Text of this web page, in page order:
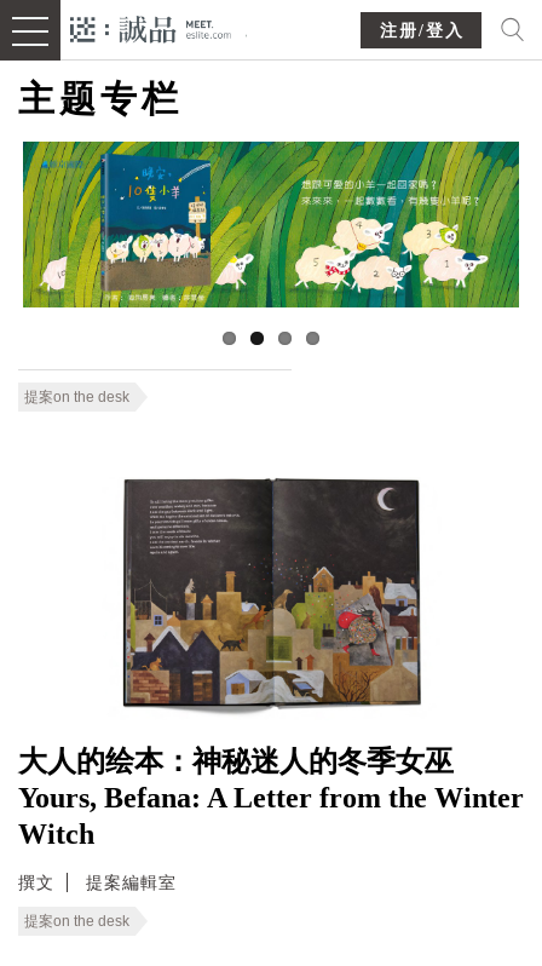
注册/登入
主题专栏
提案on the desk
大人的绘本：神秘迷人的冬季女巫
Yours, Befana: A Letter from the Winter
Witch
撰文 提案編輯室
提案on the desk